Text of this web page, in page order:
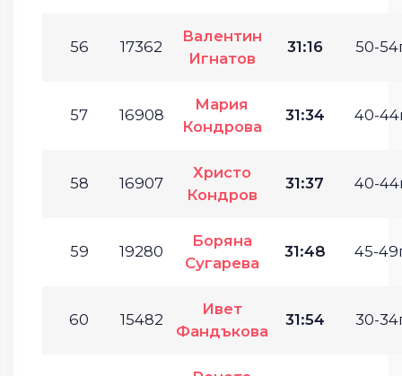
56 17362
Валентин
Игнатов
31:16 50-
57 16908
Мария
Кондрова
31:34 40-
58 16907
Христо
Кондров
31:37 40-
59 19280
Боряна
Сугарева
31:48 45-
60 15482
Ивет
Фандъкова
31:54 30-